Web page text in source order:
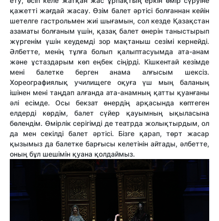
қажетті жағдай жасау. Өзім балет әртісі болғаннан кейін
шетелге гастрольмен жиі шығамын, сол кезде Қазақстан
азаматы болғаным үшін, қазақ балет өнерін таныстырып
жүргенім үшін кеудемді зор мақтаныш сезімі кернейді.
Әлбетте, менің тұлға болып қалыптасуымда ата-анам
және ұстаздарым көп еңбек сіңірді. Кішкентай кезімде
мені балетке берген анама алғысым шексіз.
Хореографиялық училищеге оқуға үш мың баланың
ішінен мені таңдап алғанда ата-анамның қатты қуанғаны
әлі есімде. Осы бекзат өнердің арқасында көптеген
елдерді көрдім, балет сүйер қауымның ықыласына
бөлендім. Өмірлік серігімді де театрда жолықтырдым, ол
да мен секілді балет әртісі. Бізге қарап, төрт жасар
қызымыз да балетке барғысы келетінін айтады, әлбетте,
оның бұл шешімін қуана қолдаймыз.